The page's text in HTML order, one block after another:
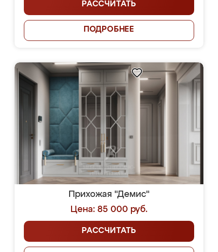
РАССЧИТАТЬ
ПОДРОБНЕЕ
Прихожая "Демис"
Цена: 85 000 руб.
РАССЧИТАТЬ